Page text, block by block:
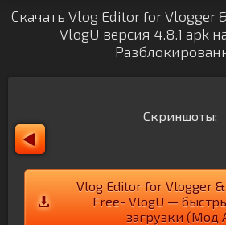
Скачать Vlog Editor for Vlogger
VlogU версия 4.8.1 apk
Скриншоты:
Vlog Editor for Vlogger
Free- VlogU —
загрузки (Мод